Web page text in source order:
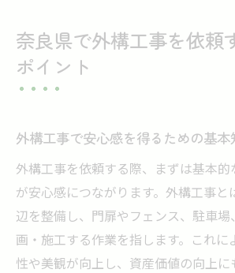
外構工事の問い合わせ方法と見
外構工事の問い合わせで押
奈良県で外構工事業者に相
外構工事の問い合わせ前に
注意点
信頼できる外構工事業者の
外構工事の問い合わせで比較
奈良県で外構工事を依頼
ポイント
外構工事で安心感を得るための基本
外構工事を依頼する際、まずは基本的
が安心感につながります。外構工事と
辺を整備し、門扉やフェンス、駐車
画・施工する作業を指します。これに
性や美観が向上し、資産価値の向上に